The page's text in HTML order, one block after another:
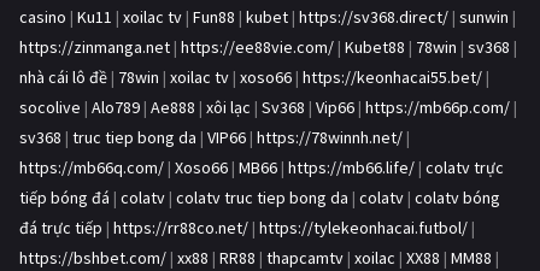
casino | Ku11 | xoilac tv | Fun88 | kubet | https://sv368.direct/ | sunwin |
https://zinmanga.net | https://ee88vie.com/ | Kubet88 | 78win | sv368 |
nhà cái lô đề | 78win | xoilac tv | xoso66 | https://keonhacai55.bet/ |
socolive | Alo789 | Ae888 | xôi lạc | Sv368 | Vip66 | https://mb66p.com/ |
sv368 | truc tiep bong da | VIP66 | https://78winnh.net/ |
https://mb66q.com/ | Xoso66 | MB66 | https://mb66.life/ | colatv trực
tiếp bóng đá | colatv | colatv truc tiep bong da | colatv | colatv bóng
đá trực tiếp | https://rr88co.net/ | https://tylekeonhacai.futbol/ |
https://bshbet.com/ | xx88 | RR88 | thapcamtv | xoilac | XX88 | MM88 |